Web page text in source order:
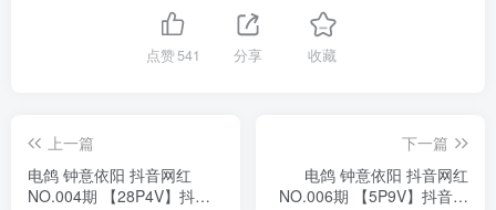
点赞541 分享 收藏
上一篇
电鸽 钟意依阳 抖音网红
NO.004期 【28P4V】抖音
下一篇
电鸽 钟意依阳 抖音网红
NO.006期 【5P9V】抖音完